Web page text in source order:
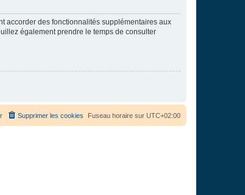
accorder des fonctionnalités supplémentaires aux
également prendre le temps de consulter
Fuseau horaire sur UTC+02:00
Supprimer les cookies